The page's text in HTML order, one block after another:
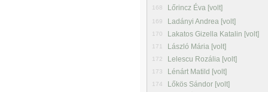
168 Lőrincz Éva [volt]
169 Ladányi Andrea [volt]
170 Lakatos Gizella Katalin [volt]
171 László Mária [volt]
172 Lelescu Rozália [volt]
173 Lénárt Matild [volt]
174 Lőkös Sándor [volt]